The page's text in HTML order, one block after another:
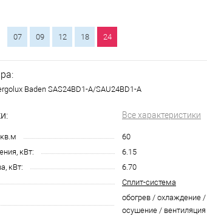
07 09 12 18 24
Baden SAS24BD1-A/SAU24BD1-A
Все характеристики
60
кВт:
6.15
кВт:
6.70
Сплит-система
обогрев / охлаждение /
осушение / вентиляция